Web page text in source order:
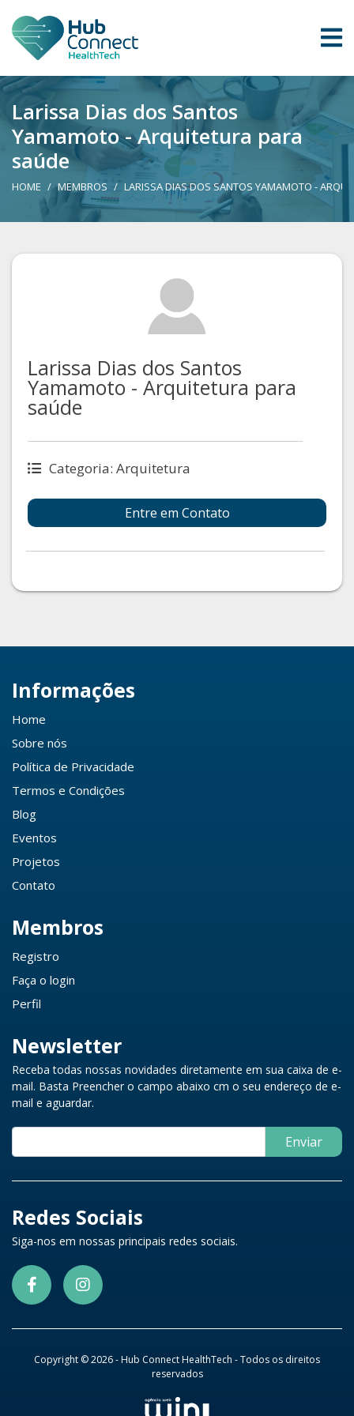
Larissa Dias dos Santos
Yamamoto - Arquitetura para
saúde
HOME MEMBROS LARISSA DIAS DOS SANTOS YAMAMOTO -
Larissa Dias dos Santos
Yamamoto - Arquitetura para
saúde
Categoria: Arquitetura
Entre em Contato
Informações
Home
Sobre nós
Política de Privacidade
Termos e Condições
Blog
Eventos
Projetos
Contato
Membros
Registro
Faça o login
Perfil
Newsletter
Receba todas nossas novidades diretamente em sua caixa de e-
mail. Basta Preencher o campo abaixo cm o seu endereço de e-
mail e aguardar.
Enviar
Redes Sociais
Siga-nos em nossas principais redes sociais.
Copyright © 2026 - Hub Connect HealthTech - Todos os direitos
reservados